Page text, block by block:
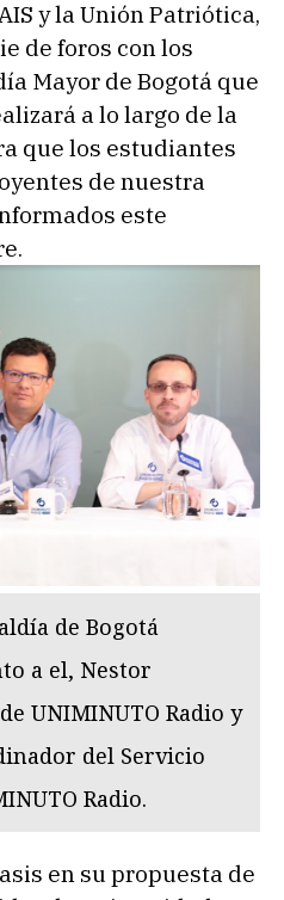
y la Unión Patriótica,
de foros con los
Mayor de Bogotá que
a lo largo de la
que los estudiantes
de nuestra
este
de Bogotá
a el, Nestor
UNIMINUTO Radio y
del Servicio
Radio.
en su propuesta de